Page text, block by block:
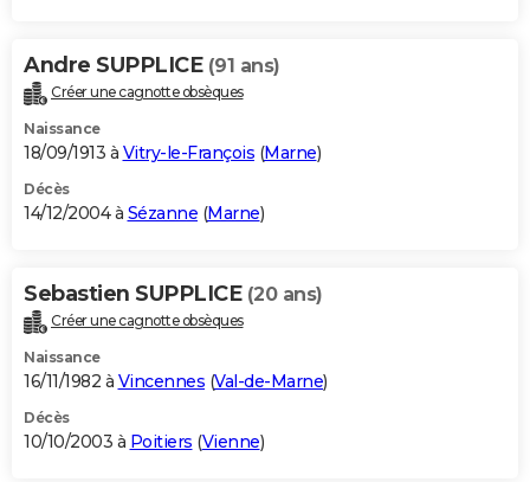
Andre SUPPLICE (91 ans)
Créer une cagnotte obsèques
Naissance
18/09/1913 à Vitry-le-François (Marne)
Décès
14/12/2004 à Sézanne (Marne)
Sebastien SUPPLICE (20 ans)
Créer une cagnotte obsèques
Naissance
16/11/1982 à Vincennes (Val-de-Marne)
Décès
10/10/2003 à Poitiers (Vienne)